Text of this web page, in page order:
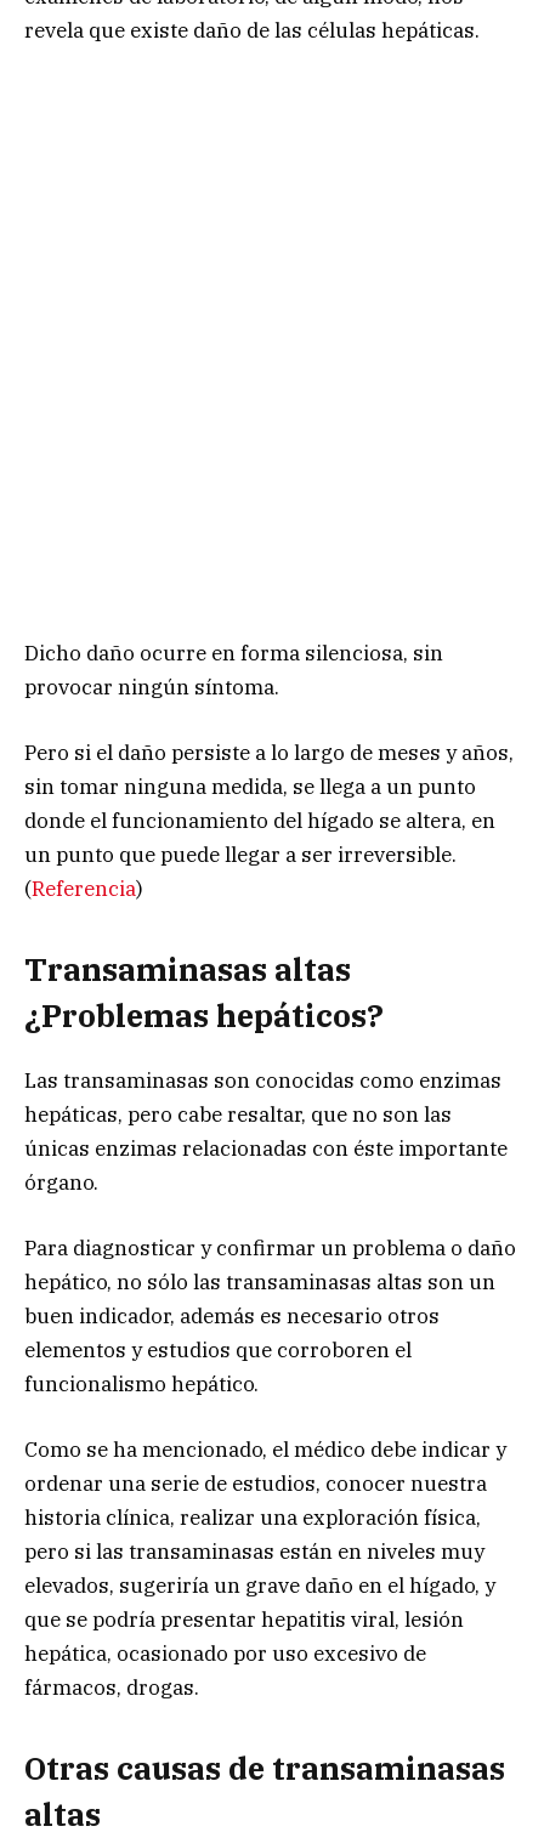
revela que existe daño de las células hepáticas.
Dicho daño ocurre en forma silenciosa, sin
provocar ningún síntoma.
Pero si el daño persiste a lo largo de meses y años,
sin tomar ninguna medida, se llega a un punto
donde el funcionamiento del hígado se altera, en
un punto que puede llegar a ser irreversible.
(Referencia)
Transaminasas altas
¿Problemas hepáticos?
Las transaminasas son conocidas como enzimas
hepáticas, pero cabe resaltar, que no son las
únicas enzimas relacionadas con éste importante
órgano.
Para diagnosticar y confirmar un problema o daño
hepático, no sólo las transaminasas altas son un
buen indicador, además es necesario otros
elementos y estudios que corroboren el
funcionalismo hepático.
Como se ha mencionado, el médico debe indicar y
ordenar una serie de estudios, conocer nuestra
historia clínica, realizar una exploración física,
pero si las transaminasas están en niveles muy
elevados, sugeriría un grave daño en el hígado, y
que se podría presentar hepatitis viral, lesión
hepática, ocasionado por uso excesivo de
fármacos, drogas.
Otras causas de transaminasas
altas